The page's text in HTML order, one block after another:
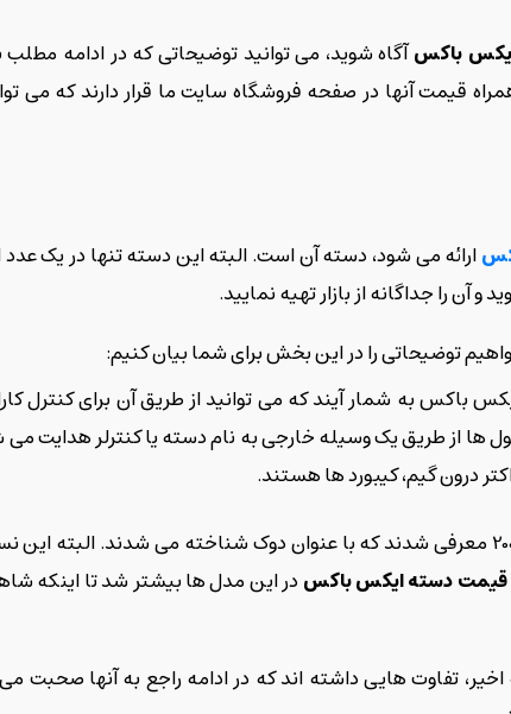
باکسآگاه شوید، می توانید توضیحاتی که در ادامه
آنها در صفحه فروشگاه سایت ما قرار دارند که می
ارائه می شود، دسته آن است. البته این دسته تنها در یک عدد
آن را جداگانه از بازار تهیه نمایید.
توضیحاتی را در این بخش برای شما بیان کنیم:
باکس به شمار آیند که می توانید از طریق آن برای کنترل
ها از طریق یک وسیله خارجی به نام دسته یا کنترلر هدایت
درون گیم، کیبورد ها هستند.
اولین سری از دسته های بازی ایکس باکس در سال 2000 معرفی شدند که با عنوان دوک شناخته می
قیمت دسته ایکس باکس در این مدل ها بیشتر شد تا اینکه
تفاوت هایی داشته اند که در ادامه راجع به آنها صحبت